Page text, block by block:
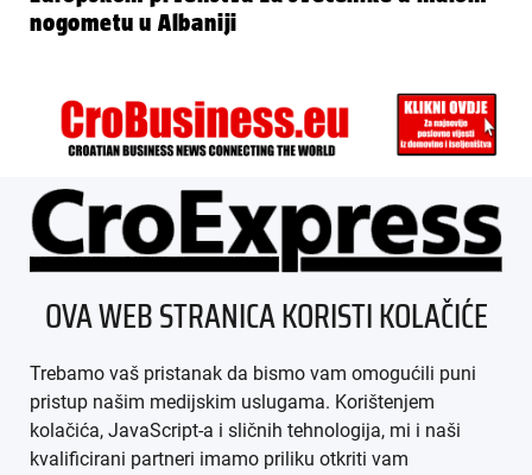
nogometu u Albaniji
ÜBER UNS
IMPRESSUM
AGB
DATENSCHUTZ
OVA WEB STRANICA KORISTI KOLAČIĆE
Trebamo vaš pristanak da bismo vam omogućili puni
pristup našim medijskim uslugama. Korištenjem
kolačića, JavaScript-a i sličnih tehnologija, mi i naši
kvalificirani partneri imamo priliku otkriti vam